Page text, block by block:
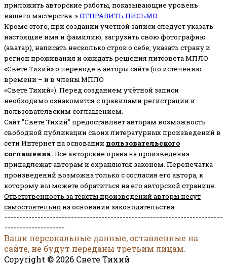
приложить авторские работы, показывающие уровень
вашего мастерства. »ОТПРАВИТЬ ПИСЬМО
Кроме этого, при создании учетной записи следует указать
настоящие имя и фамилию, загрузить свою фотографию
(аватар), написать несколько строк о себе, указать страну и
регион проживания и ожидать решения литсовета МПЛО
«Свете Тихий» о переводе в авторы сайта (по истечению
времени – и в члены МПЛО
«Свете Тихий»). Перед созданием учётной записи
необходимо ознакомится с правилами регистрации и
пользовательским соглашением.
Сайт "Свете Тихий" предоставляет авторам возможность
свободной публикации своих литературных произведений в
сети Интернет на основании пользовательского
соглашения. Все авторские права на произведения
принадлежат авторам и охраняются законом. Перепечатка
произведений возможна только с согласия его автора, к
которому вы можете обратиться на его авторской странице.
Ответственность за тексты произведений авторы несут
самостоятельно на основании законодательства.
------------------------------------------------------------------------
--------------------
Ваши персональные данные, оставленные на
сайте, не будут переданы третьим лицам.
Copyright © 2026 Свете Тихий